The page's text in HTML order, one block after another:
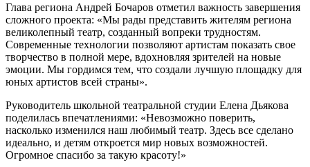
Глава региона Андрей Бочаров отметил важность завершения
сложного проекта: «Мы рады представить жителям региона
великолепный театр, созданный вопреки трудностям.
Современные технологии позволяют артистам показать свое
творчество в полной мере, вдохновляя зрителей на новые
эмоции. Мы гордимся тем, что создали лучшую площадку для
юных артистов всей страны».
Руководитель школьной театральной студии Елена Дьякова
поделилась впечатлениями: «Невозможно поверить,
насколько изменился наш любимый театр. Здесь все сделано
идеально, и детям откроется мир новых возможностей.
Огромное спасибо за такую красоту!»